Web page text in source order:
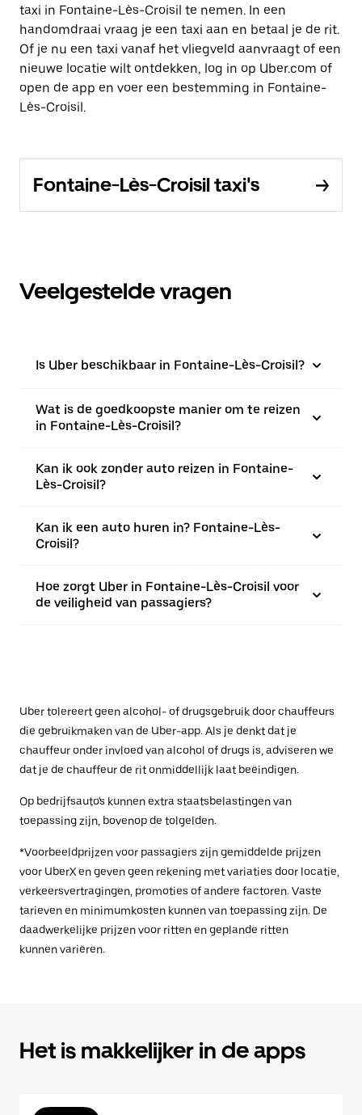
taxi in Fontaine-Lès-Croisil te nemen. In een
handomdraai vraag je een taxi aan en betaal je de rit.
Of je nu een taxi vanaf het vliegveld aanvraagt of een
nieuwe locatie wilt ontdekken, log in op Uber.com of
open de app en voer een bestemming in Fontaine-
Lès-Croisil.
Fontaine-Lès-Croisil taxi's
Veelgestelde vragen
Is Uber beschikbaar in Fontaine-Lès-Croisil?
Wat is de goedkoopste manier om te reizen
in Fontaine-Lès-Croisil?
Kan ik ook zonder auto reizen in Fontaine-
Lès-Croisil?
Kan ik een auto huren in? Fontaine-Lès-
Croisil?
Hoe zorgt Uber in Fontaine-Lès-Croisil voor
de veiligheid van passagiers?
Uber tolereert geen alcohol- of drugsgebruik door chauffeurs
die gebruikmaken van de Uber-app. Als je denkt dat je
chauffeur onder invloed van alcohol of drugs is, adviseren we
dat je de chauffeur de rit onmiddellijk laat beëindigen.
Op bedrijfsauto's kunnen extra staatsbelastingen van
toepassing zijn, bovenop de tolgelden.
*Voorbeeldprijzen voor passagiers zijn gemiddelde prijzen
voor UberX en geven geen rekening met variaties door locatie,
verkeersvertragingen, promoties of andere factoren. Vaste
tarieven en minimumkosten kunnen van toepassing zijn. De
daadwerkelijke prijzen voor ritten en geplande ritten
kunnen variëren.
Het is makkelijker in de apps